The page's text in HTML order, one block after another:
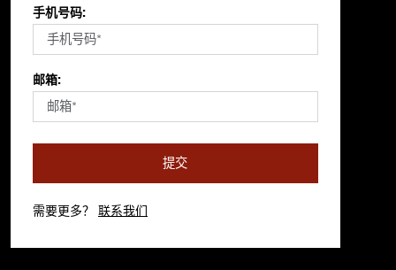
手机号码:
邮箱:
提交
需要更多？ 联系我们